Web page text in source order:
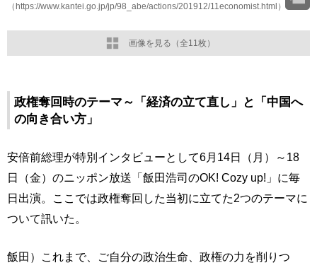
画像を見る（全11枚）
（https://www.kantei.go.jp/jp/98_abe/actions/201912/11economist.html）
政権奪回時のテーマ～「経済の立て直し」と「中国へ
の向き合い方」
安倍前総理が特別インタビューとして6月14日（月）～18
日（金）のニッポン放送「飯田浩司のOK! Cozy up!」に毎
日出演。ここでは政権奪回した当初に立てた2つのテーマに
ついて訊いた。
飯田）これまで、ご自分の政治生命、政権の力を削りつ